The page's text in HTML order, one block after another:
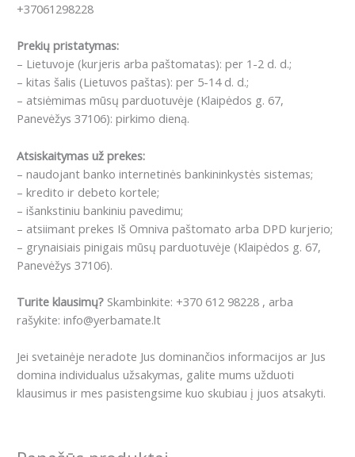
+37061298228
Prekių pristatymas:
– Lietuvoje (kurjeris arba paštomatas): per 1-2 d. d.;
– kitas šalis (Lietuvos paštas): per 5-14 d. d.;
– atsiėmimas mūsų parduotuvėje (Klaipėdos g. 67,
Panevėžys 37106): pirkimo dieną.
Atsiskaitymas už prekes:
– naudojant banko internetinės bankininkystės sistemas;
– kredito ir debeto kortele;
– išankstiniu bankiniu pavedimu;
– atsiimant prekes Iš Omniva paštomato arba DPD kurjerio;
– grynaisiais pinigais mūsų parduotuvėje (Klaipėdos g. 67,
Panevėžys 37106).
Turite klausimų? Skambinkite: +370 612 98228 , arba
rašykite: info@yerbamate.lt
Jei svetainėje neradote Jus dominančios informacijos ar Jus
domina individualus užsakymas, galite mums užduoti
klausimus ir mes pasistengsime kuo skubiau į juos atsakyti.